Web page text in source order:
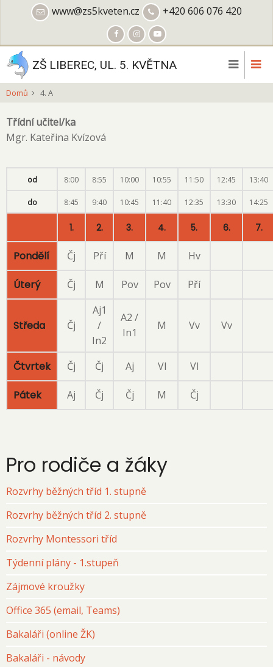
obsahu
www@zs5kveten.cz +420 606 076 420
ZŠ LIBEREC, UL. 5. KVĚTNA
Domů 4. A
Třídní učitel/ka
Mgr. Kateřina Kvízová
od 8:00 8:55 10:00 10:55 11:50 12:45 13:40
do 8:45 9:40 10:45 11:40 12:35 13:30 14:25
1. 2. 3. 4. 5. 6. 7.
Pondělí Čj Pří M M Hv
Úterý Čj M Pov Pov Pří
Středa Čj
Aj1
/
In2
A2 /
In1
M Vv Vv
Čtvrtek Čj Čj Aj Vl Vl
Pátek Aj Čj Čj M Čj
Pro rodiče a žáky
Rozvrhy běžných tříd 1. stupně
Rozvrhy běžných tříd 2. stupně
Rozvrhy Montessori tříd
Týdenní plány - 1.stupeň
Zájmové kroužky
Office 365 (email, Teams)
Bakaláři (online ŽK)
Bakaláři - návody